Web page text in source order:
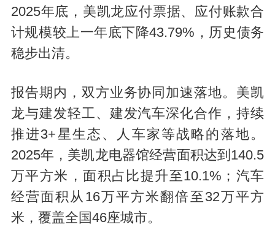
2025年底，美凯龙应付票据、应付账款合
计规模较上一年底下降43.79%，历史债务
稳步出清。
报告期内，双方业务协同加速落地。美凯
龙与建发轻工、建发汽车深化合作，持续
推进3+星生态、人车家等战略的落地。
2025年，美凯龙电器馆经营面积达到140.5
万平方米，面积占比提升至10.1%；汽车
经营面积从16万平方米翻倍至32万平方
米，覆盖全国46座城市。